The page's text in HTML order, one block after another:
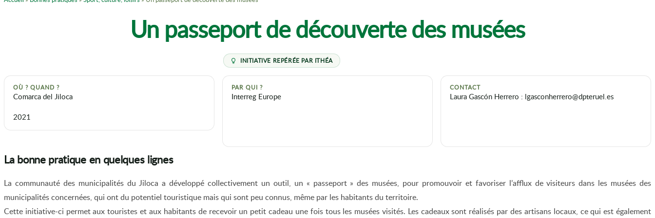
Un passeport de découverte des musées
OÙ ? QUAND ?
Comarca del Jiloca
2021
PAR QUI ?
Interreg Europe
CONTACT
Laura Gascón Herrero : lgasconherrero@dpteruel.es
La bonne pratique en quelques lignes
La communauté des municipalités du Jiloca a développé collectivement un outil, un « passeport » des musées, pour promouvoir et favoriser l’afflux de visiteurs dans les musées des
municipalités concernées, qui ont du potentiel touristique mais qui sont peu connus, même par les habitants du territoire.
Cette initiative-ci permet aux touristes et aux habitants de recevoir un petit cadeau une fois tous les musées visités. Les cadeaux sont réalisés par des artisans locaux, ce qui est également